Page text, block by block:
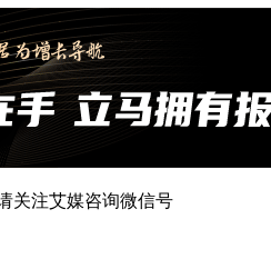
关注艾媒咨询微信号